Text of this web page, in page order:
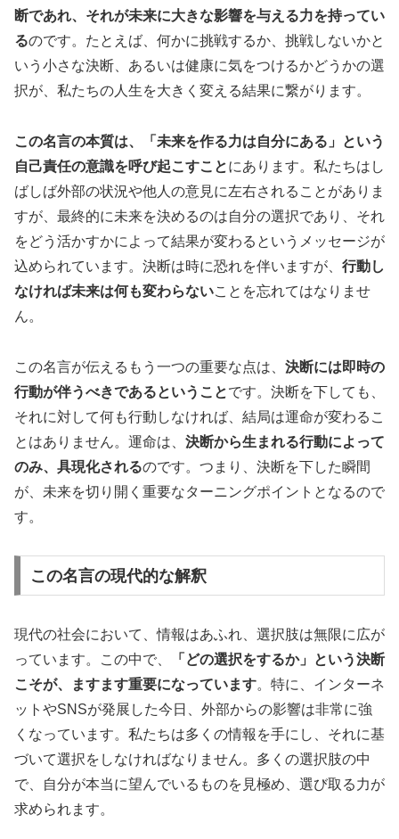
断であれ、それが未来に大きな影響を与える力を持ってい
るのです。たとえば、何かに挑戦するか、挑戦しないかと
いう小さな決断、あるいは健康に気をつけるかどうかの選
択が、私たちの人生を大きく変える結果に繋がります。
この名言の本質は、「未来を作る力は自分にある」という
自己責任の意識を呼び起こすことにあります。私たちはし
ばしば外部の状況や他人の意見に左右されることがありま
すが、最終的に未来を決めるのは自分の選択であり、それ
をどう活かすかによって結果が変わるというメッセージが
込められています。決断は時に恐れを伴いますが、 行動し
なければ未来は何も変わらないことを忘れてはなりませ
ん。
この名言が伝えるもう一つの重要な点は、 決断には即時の
行動が伴うべきであるということです。決断を下しても、
それに対して何も行動しなければ、結局は運命が変わるこ
とはありません。運命は、 決断から生まれる行動によって
のみ、具現化されるのです。つまり、決断を下した瞬間
が、未来を切り開く重要なターニングポイントとなるので
す。
この名言の現代的な解釈
現代の社会において、情報はあふれ、選択肢は無限に広が
っています。この中で、
「どの選択をするか」という決断
こそが、ますます重要になっています。特に、インターネ
ットやSNSが発展した今日、外部からの影響は非常に強
くなっています。私たちは多くの情報を手にし、それに基
づいて選択をしなければなりません。多くの選択肢の中
で、自分が本当に望んでいるものを見極め、選び取る力が
求められます。